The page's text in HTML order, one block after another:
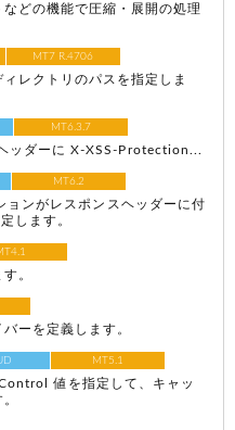
どの機能で圧縮・展開の処理
MT7 R.4706
レクトリのパスを指定しま
MT6.3.7
ッダーに X-XSS-Protection...
MT6.2
ンがレスポンスヘッダーに付
します。
。
ーを定義します。
MT5.1
値を指定して、キャッ